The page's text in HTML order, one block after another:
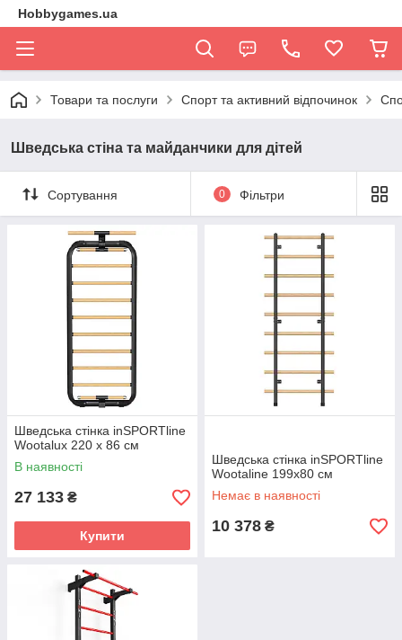
Hobbygames.ua
Товари та послуги Спорт та активний відпочинок
Шведська стіна та майданчики для дітей
Сортування 0 Фільтри
Шведська стінка inSPORTline
Wootalux 220 x 86 см
В наявності
27 133 ₴
Купити
Шведська стінка inSPORTline
Wootaline 199x80 см
Немає в наявності
10 378 ₴